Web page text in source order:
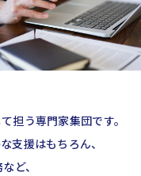
担う専門家集団です。
支援はもちろん、
ど、